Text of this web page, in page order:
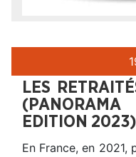
LES
EDITION 2023)
En France, en 2021,